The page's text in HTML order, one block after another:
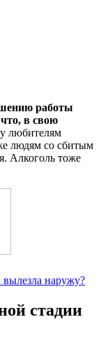
работы
в свою
любителям
людям со сбитым
Алкоголь тоже
наружу?
стадии